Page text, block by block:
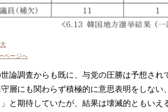
ページへ
論調査からも既に、与党の圧勝は予想され
層にも関わらず積極的に意思表明をしない
と期待していたが、結果は壊滅的ともいえ